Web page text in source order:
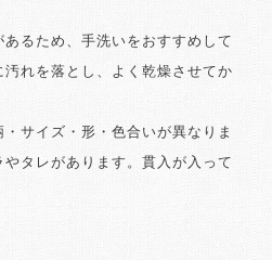
るため、手洗いをおすすめして
れを落とし、よく乾燥させてか
サイズ・形・色合いが異なりま
タレがあります。貫入が入って